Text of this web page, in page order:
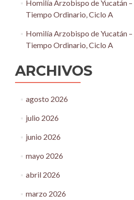
Homilía Arzobispo de Yucatán
Tiempo Ordinario, Ciclo A
Homilía Arzobispo de Yucatán
Tiempo Ordinario, Ciclo A
ARCHIVOS
agosto 2026
julio 2026
junio 2026
mayo 2026
abril 2026
marzo 2026